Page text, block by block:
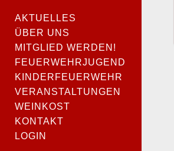
AKTUELLES
ÜBER UNS
MITGLIED WERDEN!
FEUERWEHRJUGEND
KINDERFEUERWEHR
VERANSTALTUNGEN
WEINKOST
KONTAKT
LOGIN